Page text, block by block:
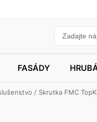
FASÁDY
/ Skrutka FMC